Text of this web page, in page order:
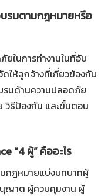
รมตามกฎหมายหรือ
ในการทำงานในที่อับ
ให้ลูกจ้างที่เกี่ยวข้องกับ
รมด้านความปลอดภัย
วิธีป้องกัน และขั้นตอน
“4 ผู้” คืออะไร
กฎหมายแบ่งบทบาทผู้
นุญาต ผู้ควบคุมงาน ผู้